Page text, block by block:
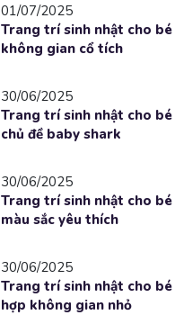
01/07/2025
Trang trí sinh nhật cho bé
không gian cổ tích
30/06/2025
Trang trí sinh nhật cho
chủ đề baby shark
30/06/2025
Trang trí sinh nhật cho
màu sắc yêu thích
30/06/2025
Trang trí sinh nhật cho bé
hợp không gian nhỏ